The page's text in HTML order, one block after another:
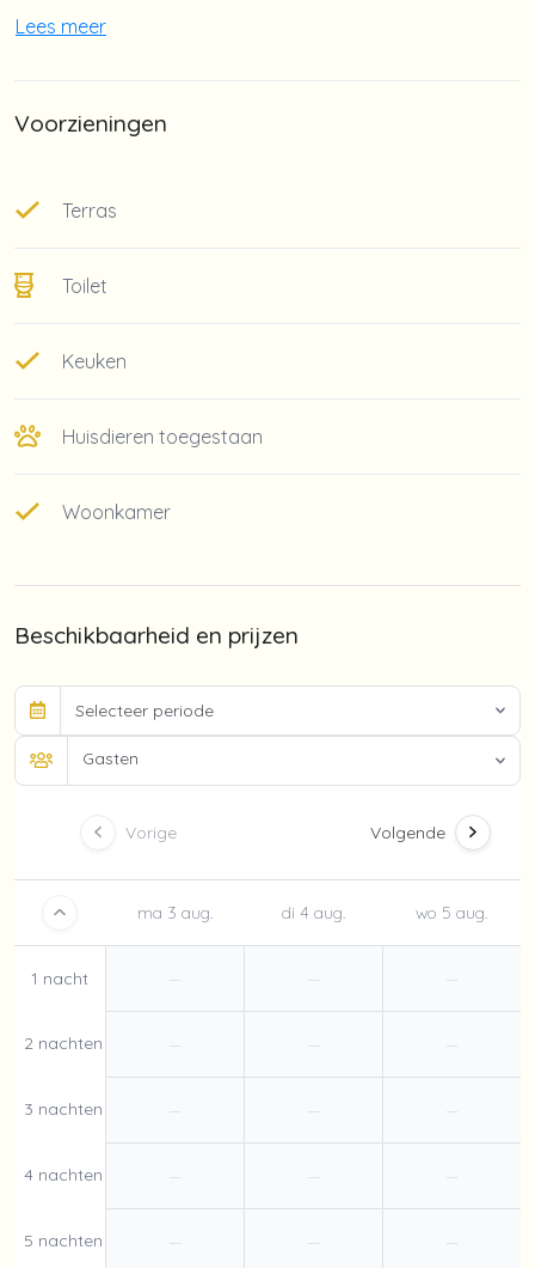
Lees meer
Voorzieningen
Terras
Toilet
Keuken
Huisdieren toegestaan
Woonkamer
Beschikbaarheid en prijzen
Selecteer periode
Gasten
Vorige Volgende
ma 3 aug. di 4 aug. wo 5 aug.
1 nacht — — —
2 nachten — — —
3 nachten — — —
4 nachten — — —
5 nachten — — —